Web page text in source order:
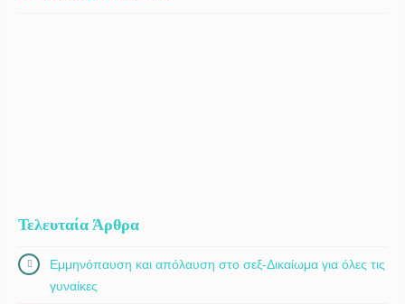
Τελευταία Άρθρα
Εμμηνόπαυση και απόλαυση στο σεξ-Δικαίωμα για όλες τις
γυναίκες